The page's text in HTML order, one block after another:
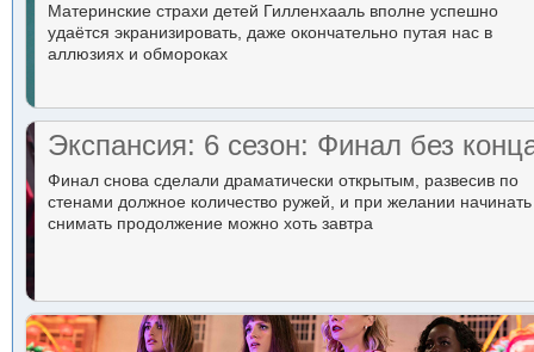
Материнские страхи детей Гилленхааль вполне успешно
удаётся экранизировать, даже окончательно путая нас в
аллюзиях и обмороках
Экспансия: 6 сезон: Финал без
Финал снова сделали драматически открытым, развесив по
стенами должное количество ружей, и при желании начинать
снимать продолжение можно хоть завтра